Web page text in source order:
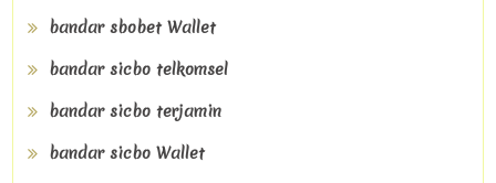
bandar sbobet Wallet
bandar sicbo telkomsel
bandar sicbo terjamin
bandar sicbo Wallet